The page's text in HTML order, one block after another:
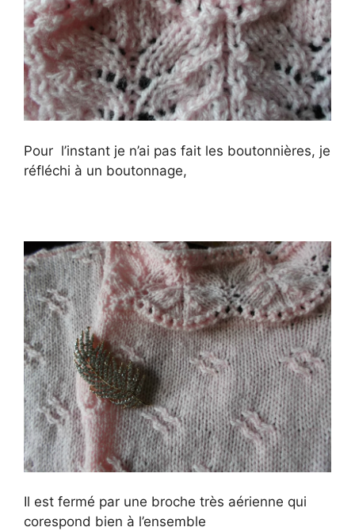
Pour l’instant je n’ai pas fait les boutonnières, je
réfléchi à un boutonnage,
Il est fermé par une broche très aérienne qui
corespond bien à l’ensemble